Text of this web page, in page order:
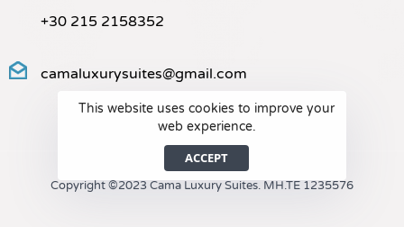
+30 215 2158352
camaluxurysuites@gmail.com
Copyright ©2023 Cama Luxury Suites. MH.TE 1235576
This website uses cookies to improve your
web experience.
ACCEPT